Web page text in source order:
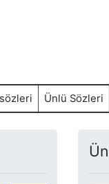
Ünlü Sözleri